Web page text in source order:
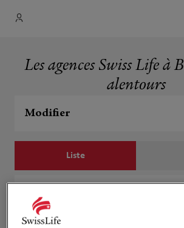
Les agences Swiss Life à
alentours
Modifier
Liste
1